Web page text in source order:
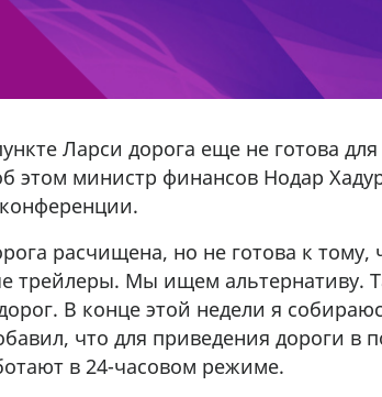
Ларси дорога еще не готова для
этом министр финансов Нодар
расчищена, но не готова к тому,
трейлеры. Мы ищем альтернативу.
В конце этой недели я
что для приведения дороги в
в 24-часовом режиме.